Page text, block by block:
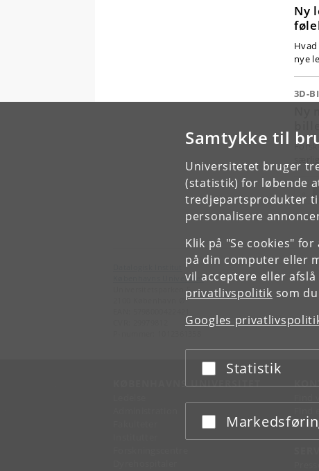
Samtykke til
Universitetet bruger
(statistik) for løbende
tredjepartsprodukter
personalisere
Klik på "Se cookies"
på din computer eller
vil acceptere eller
privatlivspolitik som
Googles
Acceptér eller afslå
Statistik
Acceptér eller afslå
Ny
nye
3D-
Københavns Universitet
Universitetsparken 5
KØBENHAVNS UNIVERSITET